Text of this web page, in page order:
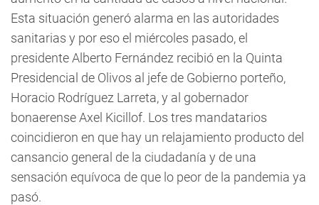
Esta situación generó alarma en las autoridades
sanitarias y por eso el miércoles pasado, el
presidente Alberto Fernández recibió en la Quinta
Presidencial de Olivos al jefe de Gobierno porteño,
Horacio Rodríguez Larreta, y al gobernador
bonaerense Axel Kicillof. Los tres mandatarios
coincidieron en que hay un relajamiento producto del
cansancio general de la ciudadanía y de una
sensación equívoca de que lo peor de la pandemia ya
pasó.